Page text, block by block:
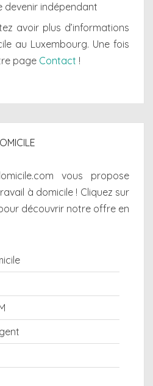
devenir indépendant
avoir plus d’informations
au Luxembourg. Une fois
page Contact !
vous propose
à domicile! Cliquez sur
découvrir notre offre en